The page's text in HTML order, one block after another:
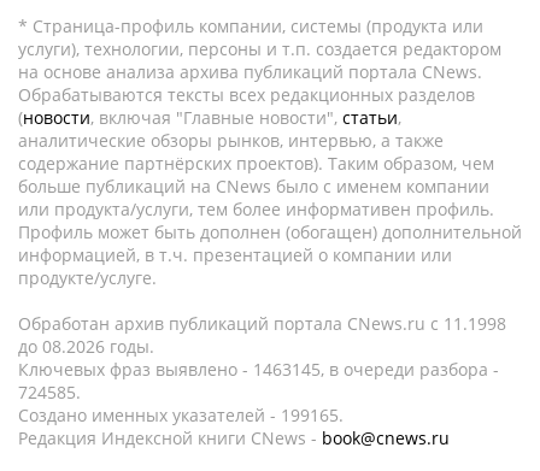
* Страница-профиль компании, системы (продукта или
услуги), технологии, персоны и т.п. создается редактором
на основе анализа архива публикаций портала CNews.
Обрабатываются тексты всех редакционных разделов
(новости, включая "Главные новости", статьи,
аналитические обзоры рынков, интервью, а также
содержание партнёрских проектов). Таким образом, чем
больше публикаций на CNews было с именем компании
или продукта/услуги, тем более информативен профиль.
Профиль может быть дополнен (обогащен) дополнительной
информацией, в т.ч. презентацией о компании или
продукте/услуге.
Обработан архив публикаций портала CNews.ru c 11.1998
до 08.2026 годы.
Ключевых фраз выявлено - 1463145, в очереди разбора -
724585.
Создано именных указателей - 199165.
Редакция Индексной книги CNews - book@cnews.ru